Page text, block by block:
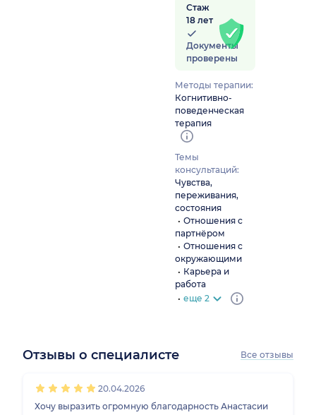
Стаж
18 лет
Документы
проверены
Методы терапии:
Когнитивно-
поведенческая
терапия
Темы
консультаций:
Чувства,
переживания,
состояния
Отношения с
партнёром
Отношения с
окружающими
Карьера и
работа
еще 2
Отзывы о специалисте Все отзывы
20.04.2026
Хочу выразить огромную благодарность Анастасии